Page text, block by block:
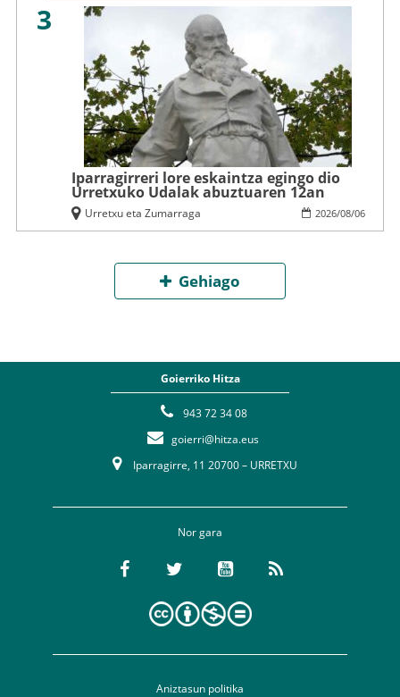
3
Iparragirreri lore eskaintza egingo dio
Urretxuko Udalak abuztuaren 12an
2026/08/06
Urretxu eta Zumarraga
Gehiago
Goierriko Hitza
943 72 34 08
goierri@hitza.eus
Iparragirre, 11 20700 – URRETXU
Nor gara
Aniztasun politika